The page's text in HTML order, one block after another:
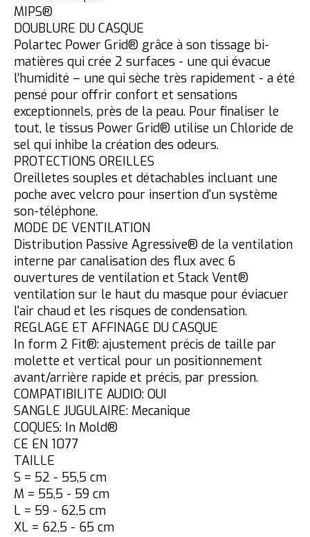
MIPS®
DOUBLURE DU CASQUE
Polartec Power Grid® grâce à son tissage bi-
matières qui crée 2 surfaces - une qui évacue
l’humidité – une qui sèche très rapidement - a été
pensé pour offrir confort et sensations
exceptionnels, près de la peau. Pour finaliser le
tout, le tissus Power Grid® utilise un Chloride de
sel qui inhibe la création des odeurs.
PROTECTIONS OREILLES
Oreilletes souples et détachables incluant une
poche avec velcro pour insertion d'un système
son-téléphone.
MODE DE VENTILATION
Distribution Passive Agressive® de la ventilation
interne par canalisation des flux avec 6
ouvertures de ventilation et Stack Vent®
ventilation sur le haut du masque pour éviacuer
l'air chaud et les risques de condensation.
REGLAGE ET AFFINAGE DU CASQUE
In form 2 Fit®: ajustement précis de taille par
molette et vertical pour un positionnement
avant/arrière rapide et précis, par pression.
COMPATIBILITE AUDIO: OUI
SANGLE JUGULAIRE: Mecanique
COQUES: In Mold®
CE EN 1077
TAILLE
S = 52 - 55,5 cm
M = 55,5 - 59 cm
L = 59 - 62,5 cm
XL = 62,5 - 65 cm